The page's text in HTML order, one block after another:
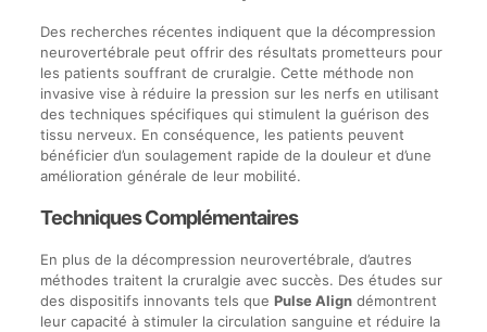
Des recherches récentes indiquent que la décompression
neurovertébrale peut offrir des résultats prometteurs pour
les patients souffrant de cruralgie. Cette méthode non
invasive vise à réduire la pression sur les nerfs en utilisant
des techniques spécifiques qui stimulent la guérison des
tissu nerveux. En conséquence, les patients peuvent
bénéficier d’un soulagement rapide de la douleur et d’une
amélioration générale de leur mobilité.
Techniques Complémentaires
En plus de la décompression neurovertébrale, d’autres
méthodes traitent la cruralgie avec succès. Des études sur
des dispositifs innovants tels que Pulse Aligndémontrent
leur capacité à stimuler la circulation sanguine et réduire la